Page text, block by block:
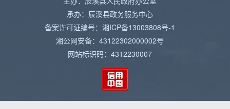
承办：辰溪县政务服务中心
备案许可证编号：湘ICP备13003808号-1
湘公网安备：43122302000002号
网站标识码：4312230007